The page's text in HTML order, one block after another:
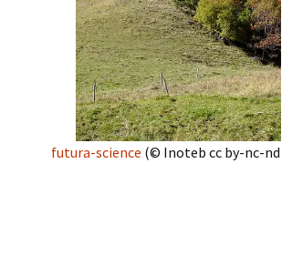
futura-science (© Inoteb cc by-nc-nd